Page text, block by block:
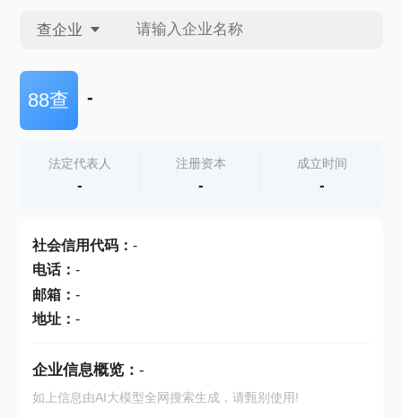
查企业
查企业
查产地
88查 -
法定代表人
-
注册资本
-
成立时间
-
社会信用代码： -
电话： -
邮箱： -
地址： -
企业信息概览： -
如上信息由AI大模型全网搜索生成，请甄别使用!